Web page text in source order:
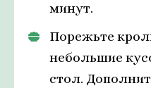
минут.
Порежьте
небольшие
стол.